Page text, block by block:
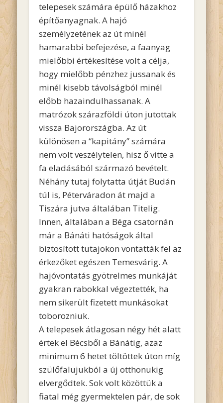
telepesek számára épülő házakhoz
építőanyagnak. A hajó
személyzetének az út minél
hamarabbi befejezése, a faanyag
mielőbbi értékesítése volt a célja,
hogy mielőbb pénzhez jussanak és
minél kisebb távolságból minél
előbb hazaindulhassanak. A
matrózok szárazföldi úton jutottak
vissza Bajorországba. Az út
különösen a “kapitány” számára
nem volt veszélytelen, hisz ő vitte a
fa eladásából származó bevételt.
Néhány tutaj folytatta útját Budán
túl is, Péterváradon át majd a
Tiszára jutva általában Titelig.
Innen, általában a Béga csatornán
már a Bánáti hatóságok által
biztosított tutajokon vontatták fel az
érkezőket egészen Temesvárig. A
hajóvontatás gyötrelmes munkáját
gyakran rabokkal végeztették, ha
nem sikerült fizetett munkásokat
toborozniuk.
A telepesek átlagosan négy hét alatt
értek el Bécsből a Bánátig, azaz
minimum 6 hetet töltöttek úton míg
szülőfalujukból a új otthonukig
elvergődtek. Sok volt közöttük a
fiatal még gyermektelen pár, de sok